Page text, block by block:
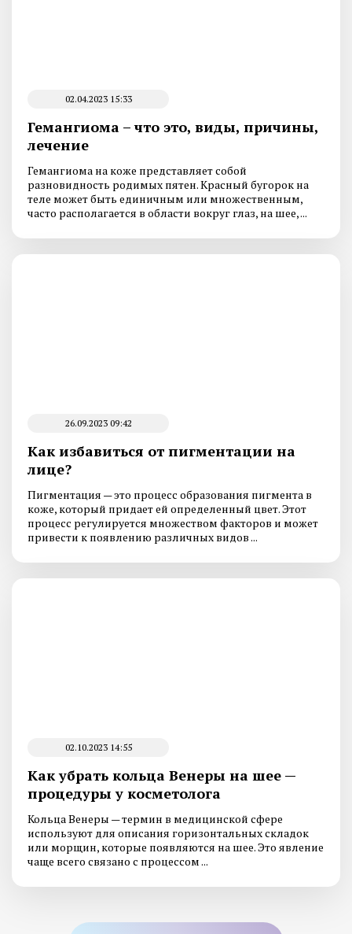
02.04.2023 15:33
Гемангиома – что это, виды, причины,
лечение
Гемангиома на коже представляет собой
разновидность родимых пятен. Красный бугорок на
теле может быть единичным или множественным,
часто располагается в области вокруг глаз, на шее, ...
26.09.2023 09:42
Как избавиться от пигментации на
лице?
Пигментация — это процесс образования пигмента в
коже, который придает ей определенный цвет. Этот
процесс регулируется множеством факторов и может
привести к появлению различных видов ...
02.10.2023 14:55
Как убрать кольца Венеры на шее —
процедуры у косметолога
Кольца Венеры — термин в медицинской сфере
используют для описания горизонтальных складок
или морщин, которые появляются на шее. Это явление
чаще всего связано с процессом ...